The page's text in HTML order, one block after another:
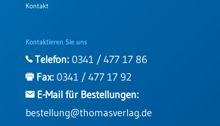
Kontakt
Kontaktieren Sie uns
Telefon: 0341 / 477 17 86
Fax: 0341 / 477 17 92
E-Mail für Bestellungen:
bestellung@thomasverlag.de